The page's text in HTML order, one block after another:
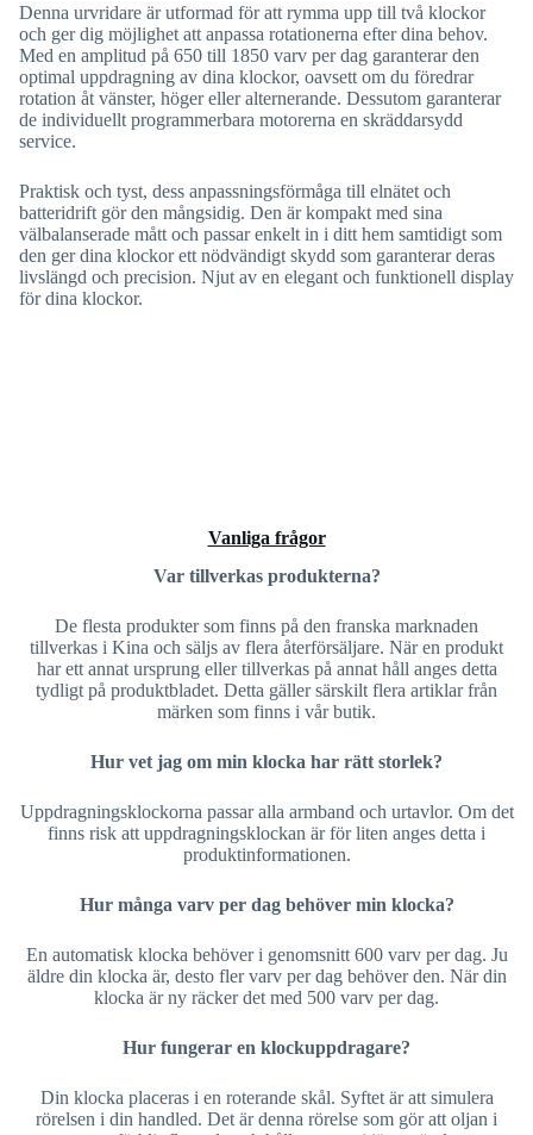
Denna urvridare är utformad för att rymma upp till två klockor
och ger dig möjlighet att anpassa rotationerna efter dina behov.
Med en amplitud på 650 till 1850 varv per dag garanterar den
optimal uppdragning av dina klockor, oavsett om du föredrar
rotation åt vänster, höger eller alternerande. Dessutom garanterar
de individuellt programmerbara motorerna en skräddarsydd
service.
Praktisk och tyst, dess anpassningsförmåga till elnätet och
batteridrift gör den mångsidig. Den är kompakt med sina
välbalanserade mått och passar enkelt in i ditt hem samtidigt som
den ger dina klockor ett nödvändigt skydd som garanterar deras
livslängd och precision. Njut av en elegant och funktionell display
för dina klockor.
Vanliga frågor
Var tillverkas produkterna?
De flesta produkter som finns på den franska marknaden
tillverkas i Kina och säljs av flera återförsäljare. När en produkt
har ett annat ursprung eller tillverkas på annat håll anges detta
tydligt på produktbladet. Detta gäller särskilt flera artiklar från
märken som finns i vår butik.
Hur vet jag om min klocka har rätt storlek?
Uppdragningsklockorna passar alla armband och urtavlor. Om det
finns risk att uppdragningsklockan är för liten anges detta i
produktinformationen.
Hur många varv per dag behöver min klocka?
En automatisk klocka behöver i genomsnitt 600 varv per dag. Ju
äldre din klocka är, desto fler varv per dag behöver den. När din
klocka är ny räcker det med 500 varv per dag.
Hur fungerar en klockuppdragare?
Din klocka placeras i en roterande skål. Syftet är att simulera
rörelsen i din handled. Det är denna rörelse som gör att oljan i